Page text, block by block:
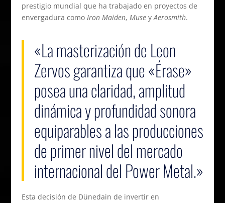
prestigio mundial que ha trabajado en proyectos de
envergadura como Iron Maiden, MuseyAerosmith.
«La masterización de Leon
Zervos garantiza que «Érase»
posea una claridad, amplitud
dinámica y profundidad sonora
equiparables a las producciones
de primer nivel del mercado
internacional del Power Metal.»
Esta decisión de Dünedain de invertir en